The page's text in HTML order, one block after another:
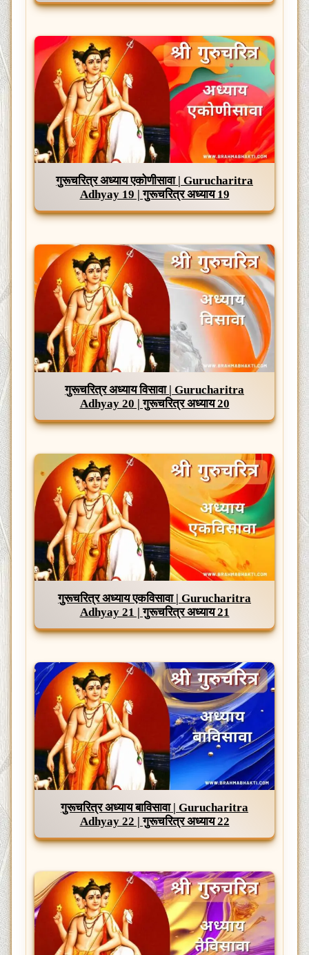
गुरूचरित्र अध्याय एकोणीसावा | Gurucharitra
Adhyay 19 | गुरूचरित्र अध्याय 19
गुरूचरित्र अध्याय विसावा | Gurucharitra
Adhyay 20 | गुरूचरित्र अध्याय 20
गुरूचरित्र अध्याय एकविसावा | Gurucharitra
Adhyay 21 | गुरूचरित्र अध्याय 21
गुरूचरित्र अध्याय बाविसावा | Gurucharitra
Adhyay 22 | गुरूचरित्र अध्याय 22